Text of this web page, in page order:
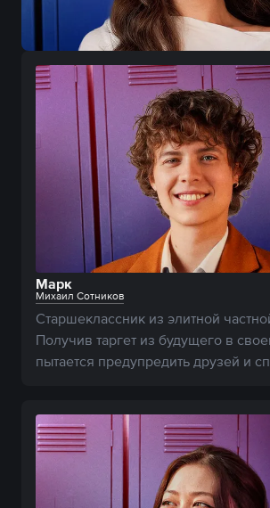
Марк
Михаил Сотников
Старшеклассник из элитной
Получив таргет из будущего в
пытается предупредить друзей и